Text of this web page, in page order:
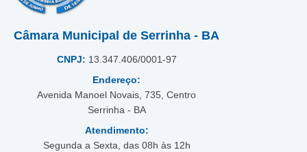
Câmara Municipal de Serrinha - BA
CNPJ: 13.347.406/0001-97
Endereço:
Avenida Manoel Novais, 735, Centro
Serrinha - BA
Atendimento:
Segunda a Sexta, das 08h às 12h